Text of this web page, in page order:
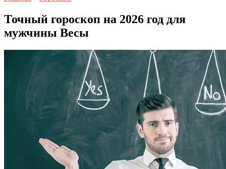
Точный гороскоп на 2026 год для
мужчины Весы